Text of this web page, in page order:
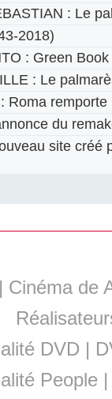
: Le
2018)
: Green
: Le
Roma remporte
du
site créé
| Cinéma de
DVD |
People